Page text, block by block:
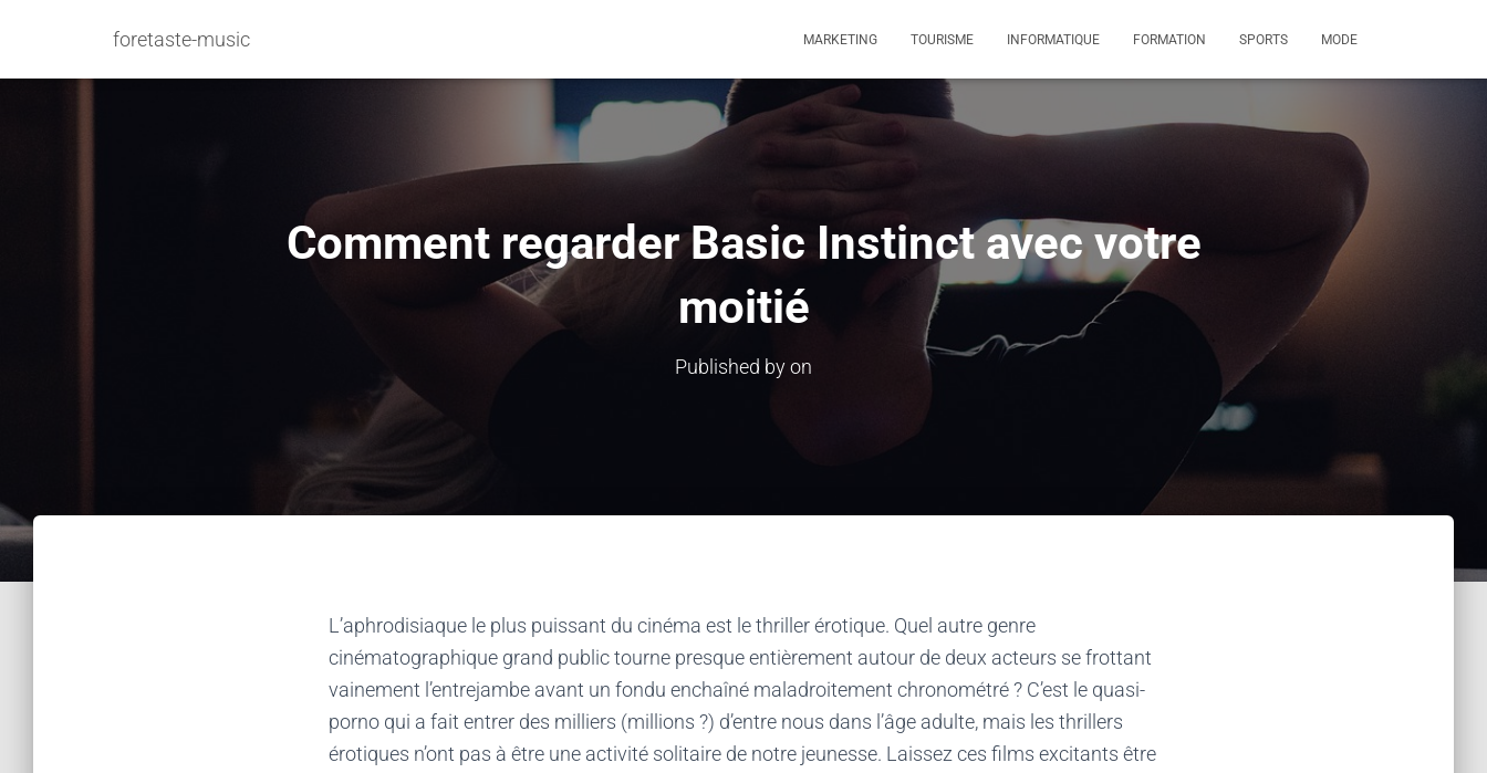
foretaste-music MARKETING TOURISME INFORMATIQUE FORMATION SPORTS MODE
Comment regarder Basic Instinct avec votre
moitié
Published byon
L’aphrodisiaque le plus puissant du cinéma est le thriller érotique. Quel autre genre
cinématographique grand public tourne presque entièrement autour de deux acteurs se frottant
vainement l’entrejambe avant un fondu enchaîné maladroitement chronométré ? C’est le quasi-
porno qui a fait entrer des milliers (millions ?) d’entre nous dans l’âge adulte, mais les thrillers
érotiques n’ont pas à être une activité solitaire de notre jeunesse. Laissez ces films excitants être